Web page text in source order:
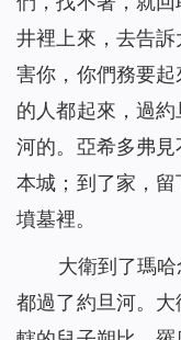
井裡上來，去告
害你，你們務要
的人都起來，過
河的。亞希多弗
本城；到了家，
墳墓裡。
大衛到了瑪
都過了約旦河。